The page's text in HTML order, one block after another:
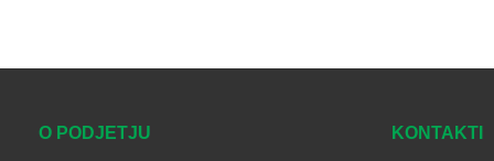
O PODJETJU KONTAKTI